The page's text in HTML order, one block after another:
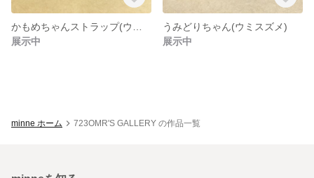
展示中
うみどりちゃん(ウミスズメ)
展示中
minne ホーム 723OMR'S GALLERY の作品一覧